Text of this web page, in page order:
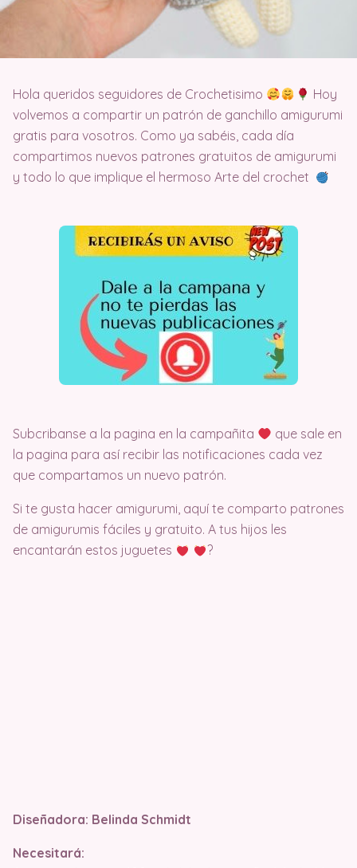
Hola queridos seguidores de Crochetisimo
Hoy
volvemos a compartir un patrón de ganchillo amigurumi
gratis para vosotros. Como ya sabéis, cada día
compartimos nuevos patrones gratuitos de amigurumi
y todo lo que implique el hermoso Arte del crochet
Subcribanse a la pagina en la campañita
que sale en
la pagina para así recibir las notificaciones cada vez
que compartamos un nuevo patrón.
Si te gusta hacer amigurumi, aquí te comparto patrones
de amigurumis fáciles y gratuito. A tus hijos les
encantarán estos juguetes
?
Diseñadora: Belinda Schmidt
Necesitará: